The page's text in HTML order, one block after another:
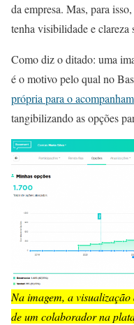
da empresa. Mas, para
tenha visibilidade e clareza
Como diz o ditado: uma
é o motivo pelo qual no
própria para o
tangibilizando as opções
Na imagem, a
de um colaborador na